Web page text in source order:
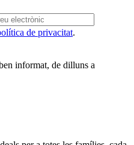
de privacitat.
informat, de dilluns a